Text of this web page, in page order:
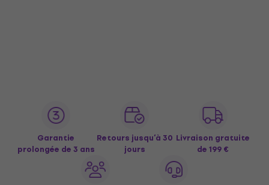
Garantie
prolongée de 3 ans
Retours jusqu’à 30
jours
Livraison gratuite
de 199 €